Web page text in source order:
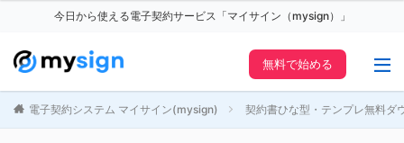
今日から使える電子契約サービス「マイサイン（mysign）」
無料で始める
電子契約システム マイサイン(mysign) 契約書ひな型・テンプレ無料ダ